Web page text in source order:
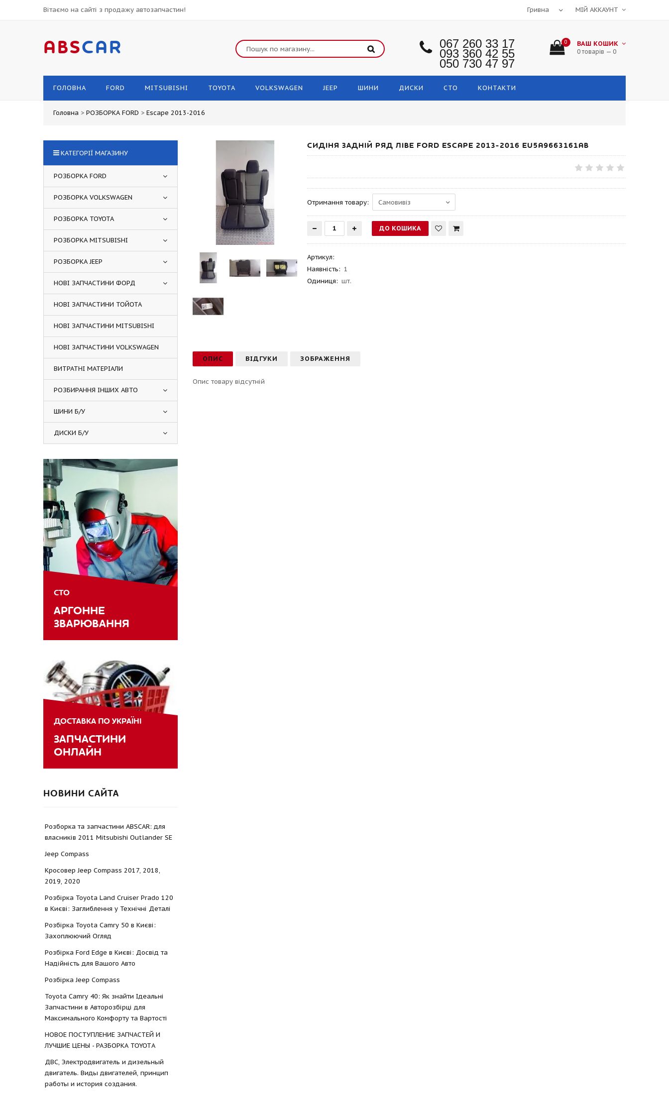
Вітаємо на сайті з продажу автозапчастин! МІЙ АККАУНТ
ABSCAR 067 260 33 17
093 360 42 55
050 730 47 97
0 ВАШ КОШИК
0 товарів — 0
ГОЛОВНА FORD MITSUBISHI TOYOTA VOLKSWAGEN JEEP ШИНИ ДИСКИ СТО КОНТАКТИ
Головна > РОЗБОРКА FORD > Escape 2013-2016
СИДІНЯ ЗАДНІЙ РЯД ЛІВЕ FORD ESCAPE 2013-2016 EU5A9663161AB
Отримання товару:
Артикул:
Наявність: 1
Одиниця: шт.
ОПИС ВІДГУКИ ЗОБРАЖЕННЯ
Опис товару відсутній
КАТЕГОРІЇ МАГАЗИНУ
РОЗБОРКА FORD
РОЗБОРКА VOLKSWAGEN
РОЗБОРКА TOYOTA
РОЗБОРКА MITSUBISHI
РОЗБОРКА JEEP
НОВІ ЗАПЧАСТИНИ ФОРД
НОВІ ЗАПЧАСТИНИ ТОЙОТА
НОВІ ЗАПЧАСТИНИ MITSUBISHI
НОВІ ЗАПЧАСТИНИ VOLKSWAGEN
ВИТРАТНІ МАТЕРІАЛИ
РОЗБИРАННЯ ІНШИХ АВТО
ШИНИ Б/У
ДИСКИ Б/У
СТО
АРГОННЕ
ЗВАРЮВАННЯ
ДОСТАВКА ПО УКРАЇНІ
ЗАПЧАСТИНИ
ОНЛАЙН
НОВИНИ САЙТА
Розборка та запчастини ABSCAR: для
власників 2011 Mitsubishi Outlander SE
Jeep Compass
Кросовер Jeep Compass 2017, 2018,
2019, 2020
Розбірка Toyota Land Cruiser Prado 120
в Києві: Заглиблення у Технічні Деталі
Розбірка Toyota Camry 50 в Києві:
Захоплюючий Огляд
Розбірка Ford Edge в Києві: Досвід та
Надійність для Вашого Авто
Розбірка Jeep Compass
Toyota Camry 40: Як знайти Ідеальні
Запчастини в Авторозбірці для
Максимального Комфорту та Вартості
НОВОЕ ПОСТУПЛЕНИЕ ЗАПЧАСТЕЙ И
ЛУЧШИЕ ЦЕНЫ - РАЗБОРКА TOYOTА
ДВС, Электродвигатель и дизельный
двигатель. Виды двигателей, принцип
работы и история создания.